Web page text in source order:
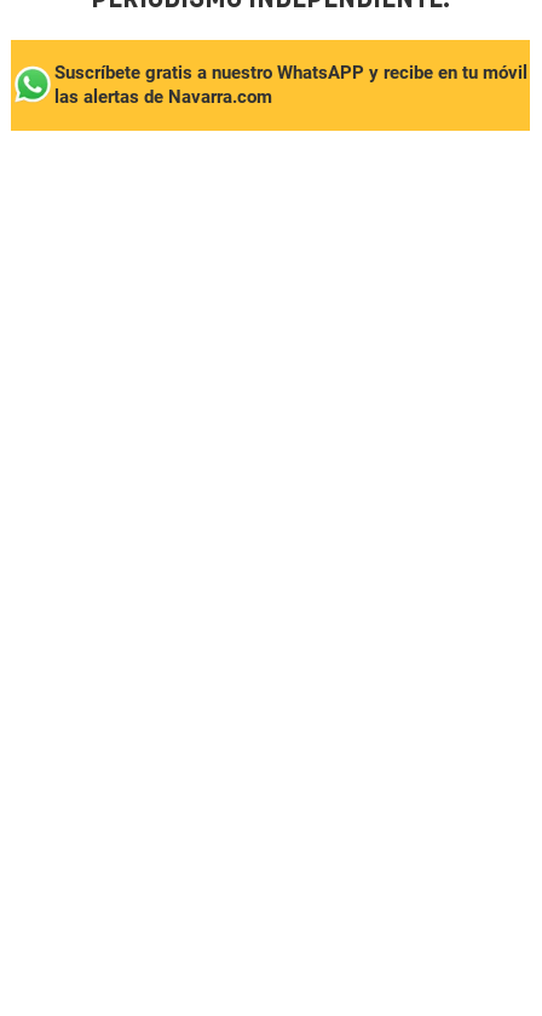
Suscríbete gratis a nuestro WhatsAPP y recibe en tu móvil
las alertas de Navarra.com